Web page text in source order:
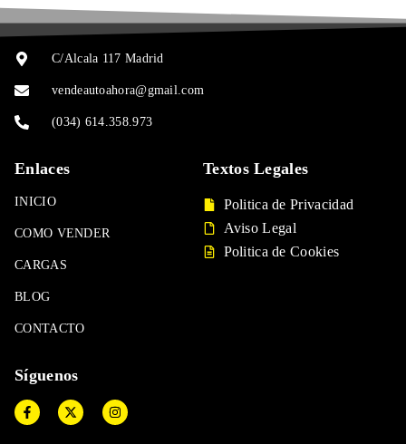
C/Alcala 117 Madrid
vendeautoahora@gmail.com
(034) 614.358.973
Enlaces
INICIO
COMO VENDER
CARGAS
BLOG
CONTACTO
Textos Legales
Politica de Privacidad
Aviso Legal
Politica de Cookies
Síguenos